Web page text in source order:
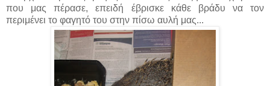
που μας πέρασε, επειδή έβρισκε κάθε βράδυ να τον
περιμένει το φαγητό του στην πίσω αυλή μας...